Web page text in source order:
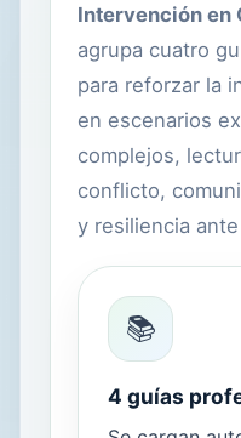
Intervención en
agrupa cuatro
para reforzar la
en escenarios
complejos,
conflicto,
y resiliencia
📚
4 guías